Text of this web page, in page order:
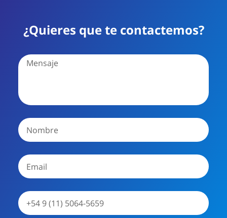
¿Quieres que te contactemos?